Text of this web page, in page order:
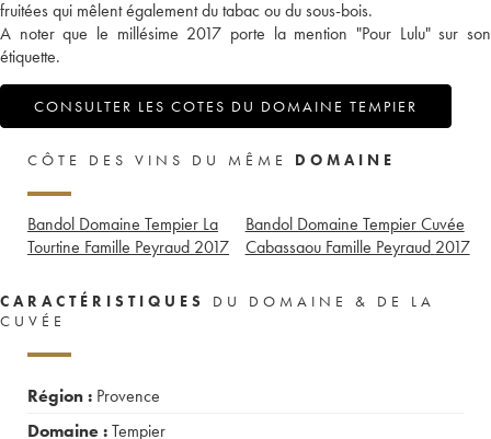
fruitées qui mêlent également du tabac ou du sous-bois.
A noter que le millésime 2017 porte la mention "Pour Lulu" sur son
étiquette.
CONSULTER LES COTES DU DOMAINE TEMPIER
CÔTE DES VINS DU MÊME DOMAINE
Bandol Domaine Tempier La
Tourtine Famille Peyraud 2017
Bandol Domaine Tempier Cuvée
Cabassaou Famille Peyraud 2017
CARACTÉRISTIQUES
DU DOMAINE & DE LA
CUVÉE
Région : Provence
Domaine :Tempier